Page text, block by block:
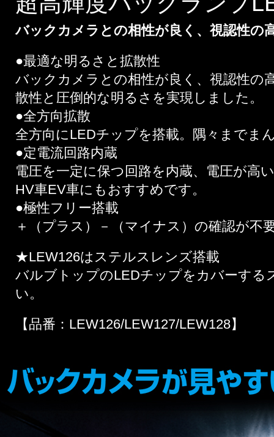
バックカメラとの相性が良く、視認性の
●最適な明るさと拡散性
バックカメラとの相性が良く、視認性の
散性と圧倒的な明るさを実現しました。
●全方向拡散
全方向にLEDチップを搭載。隅々までま
●定電流回路内蔵
電圧を一定に保つ回路を内蔵、電圧が高
HV車EV車にもおすすめです。
●極性フリー搭載
＋（プラス）－（マイナス）の確認が不
★LEW126はステルスレンズ搭載
バルブトップのLEDチップをカバーする
い。
【品番：LEW126/LEW127/LEW128】